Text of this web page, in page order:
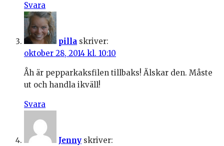
Svara
pilla skriver:
oktober 28, 2014 kl. 10:10
Åh är pepparkaksfilen tillbaks! Älskar den. Måste
ut och handla ikväll!
Svara
Jenny skriver: